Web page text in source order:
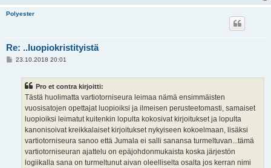
Polyester
Re: ..luopiokristityistä
V23.10.2018 20:01
Pro et contra kirjoitti:
Tästä huolimatta vartiotorniseura leimaa nämä ensimmäisten
vuosisatojen opettajat luopioiksi ja ilmeisen perusteetomasti, samaiset
luopioiksi leimatut kuitenkin lopulta kokosivat kirjoitukset ja lopulta
kanonisoivat kreikkalaiset kirjoitukset nykyiseen kokoelmaan, lisäksi
vartiotorniseura sanoo että Jumala ei salli sanansa turmeltuvan...tämä
vartiotorniseuran ajattelu on epäjohdonmukaista koska järjestön
logiikalla sana on turmeltunut aivan oleelliselta osalta jos kerran nimi